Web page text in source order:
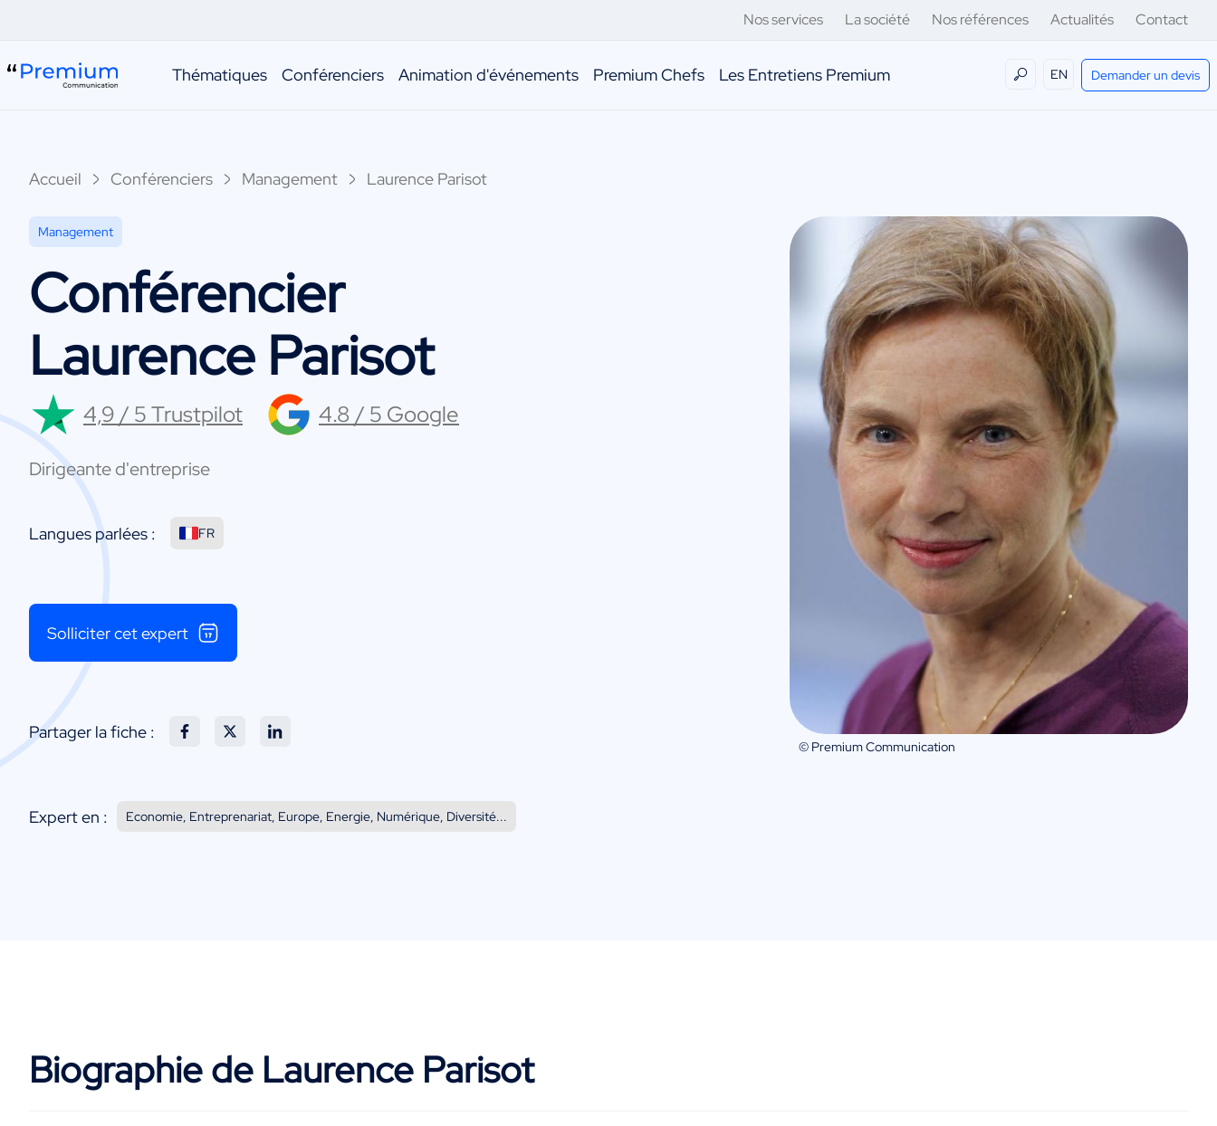
Nos services La société Nos références Actualités Contact
Thématiques Conférenciers Animation d'événements Premium Chefs Les Entretiens Premium EN Demander un devis
Accueil Conférenciers Management Laurence Parisot
© Premium Communication
Management
Conférencier
Laurence Parisot
4,9 / 5 Trustpilot 4.8 / 5 Google
Dirigeante d'entreprise
Langues parlées : FR
Solliciter cet expert
Partager la fiche :
Expert en : Economie, Entreprenariat, Europe, Energie, Numérique, Diversité...
Biographie de Laurence Parisot